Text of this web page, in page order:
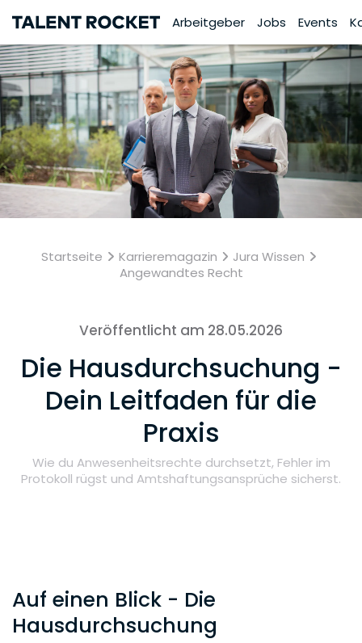
Arbeitgeber Jobs Events
Startseite Karrieremagazin
Jura Wissen
Angewandtes Recht
Veröffentlicht am 28.05.2026
Die Hausdurchsuchung -
Dein Leitfaden für die
Praxis
Wie du Anwesenheitsrechte durchsetzt, Fehler im
Protokoll rügst und Amtshaftungsansprüche sicherst.
Auf einen Blick - Die
Hausdurchsuchung